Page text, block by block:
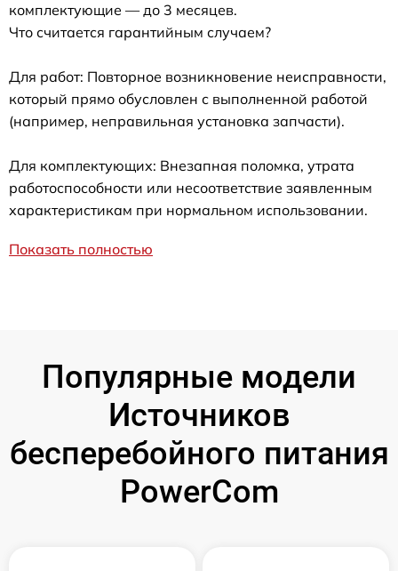
комплектующие — до 3 месяцев.
Что считается гарантийным случаем?
Для работ: Повторное возникновение неисправности,
который прямо обусловлен с выполненной работой
(например, неправильная установка запчасти).
Для комплектующих: Внезапная поломка, утрата
работоспособности или несоответствие заявленным
характеристикам при нормальном использовании.
Показать полностью
Популярные модели
Источников
бесперебойного питания
PowerCom